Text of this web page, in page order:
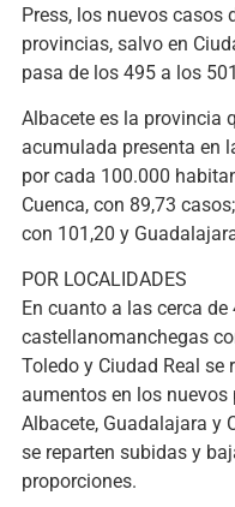
Press, los nuevos casos
provincias, salvo en
pasa de los 495 a los
Albacete es la provincia
acumulada presenta en
por cada 100.000
Cuenca, con 89,73
con 101,20 y
POR LOCALIDADES
En cuanto a las cerca
castellanomanchegas
Toledo y Ciudad Real se
aumentos en los
Albacete, Guadalajara y
se reparten subidas y
proporciones.